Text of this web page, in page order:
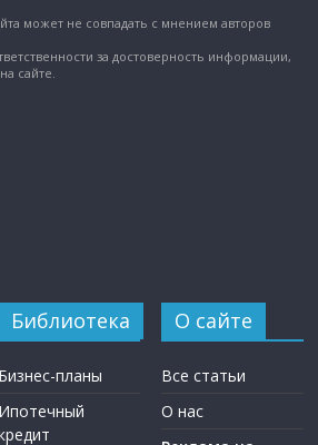
может не совпадать с мнением авторов
за достоверность информации,
сайте.
Библиотека
Бизнес-планы
Ипотечный
О сайте
Все статьи
О нас